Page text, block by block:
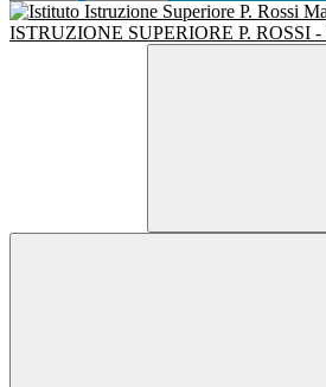
ISTRUZIONE SUPERIORE P. ROSSI